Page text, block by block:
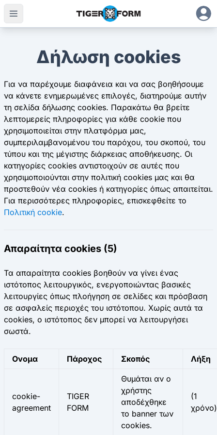
Δήλωση cookies
Για να παρέχουμε διαφάνεια και να σας βοηθήσουμε
να κάνετε ενημερωμένες επιλογές, διατηρούμε αυτήν
τη σελίδα δήλωσης cookies. Παρακάτω θα βρείτε
λεπτομερείς πληροφορίες για κάθε cookie που
χρησιμοποιείται στην πλατφόρμα μας,
συμπεριλαμβανομένου του παρόχου, του σκοπού, του
τύπου και της μέγιστης διάρκειας αποθήκευσης. Οι
κατηγορίες cookies αντιστοιχούν σε αυτές που
χρησιμοποιούνται στην πολιτική cookies μας και θα
προστεθούν νέα cookies ή κατηγορίες όπως απαιτείται.
Για περισσότερες πληροφορίες, επισκεφθείτε το
Πολιτική cookie.
Απαραίτητα cookies (5)
Τα απαραίτητα cookies βοηθούν να γίνει ένας
ιστότοπος λειτουργικός, ενεργοποιώντας βασικές
λειτουργίες όπως πλοήγηση σε σελίδες και πρόσβαση
σε ασφαλείς περιοχές του ιστότοπου. Χωρίς αυτά τα
cookies, ο ιστότοπος δεν μπορεί να λειτουργήσει
σωστά.
Ονομα Πάροχος Σκοπός Λήξη
cookie-
agreement
TIGER
FORM
Θυμάται αν ο
χρήστης
αποδέχθηκε
το banner των
cookies.
(1
χρόνο)